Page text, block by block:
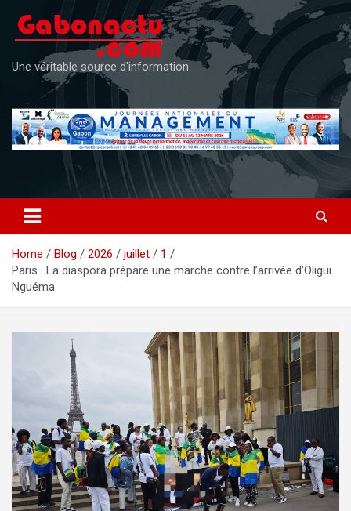
content
Une véritable source d'information
Home Blog 2026 juillet
1
Paris : La diaspora prépare une marche contre l’arrivée d’Oligui
Nguéma